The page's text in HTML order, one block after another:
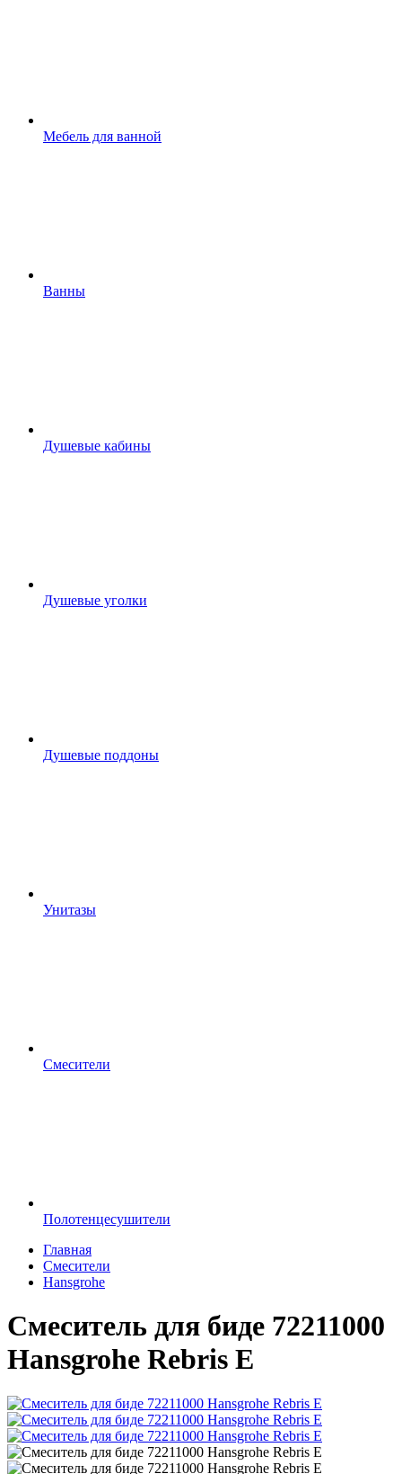
Мебель для ванной
Ванны
Душевые кабины
Душевые уголки
Душевые поддоны
Унитазы
Смесители
Полотенцесушители
Главная
Смесители
Hansgrohe
Смеситель для биде 72211000
Hansgrohe Rebris E